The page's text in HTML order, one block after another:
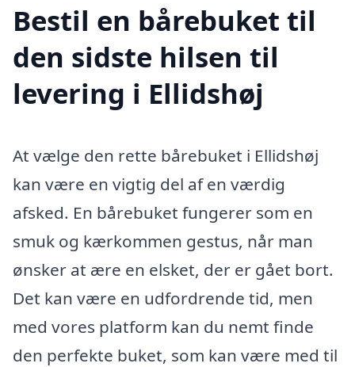
Bestil en bårebuket til
den sidste hilsen til
levering i Ellidshøj
At vælge den rette bårebuket i Ellidshøj
kan være en vigtig del af en værdig
afsked. En bårebuket fungerer som en
smuk og kærkommen gestus, når man
ønsker at ære en elsket, der er gået bort.
Det kan være en udfordrende tid, men
med vores platform kan du nemt finde
den perfekte buket, som kan være med til